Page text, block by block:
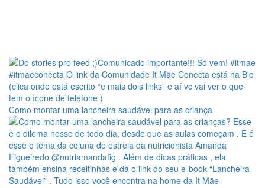
Como montar uma lancheira saudável para as criança